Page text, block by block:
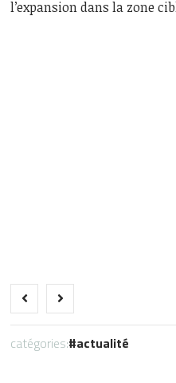
l’expansion dans la zone
catégories: actualité